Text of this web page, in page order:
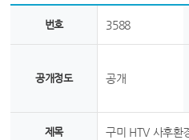
번호 3588
공개정도 공개
제목 구미 HTV 사후환